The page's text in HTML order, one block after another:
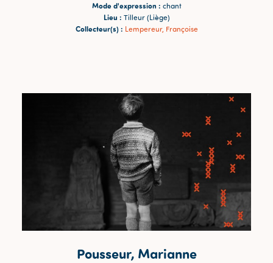
Mode d'expression : chant
Lieu : Tilleur (Liège)
Collecteur(s) : Lempereur, Françoise
Pousseur, Marianne